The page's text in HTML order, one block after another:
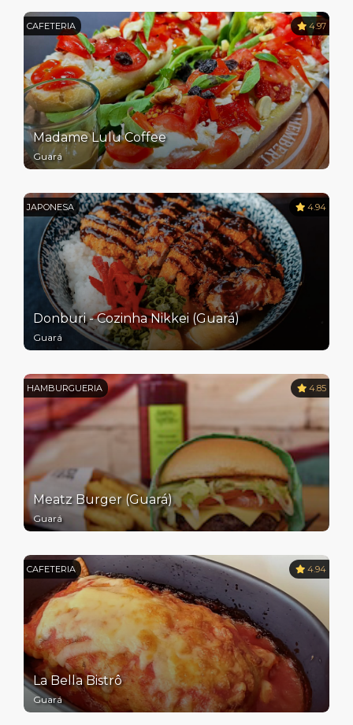
CAFETERIA 4.97
Madame Lulu Coffee
Guará
JAPONESA 4.94
Donburi - Cozinha Nikkei (Guará)
Guará
HAMBURGUERIA 4.85
Meatz Burger (Guará)
Guará
CAFETERIA 4.94
La Bella Bistrô
Guará